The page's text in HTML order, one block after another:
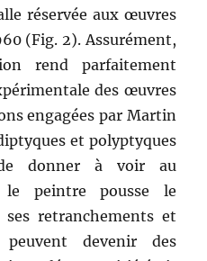
réservée aux œuvres
(Fig. 2). Assurément,
rend parfaitement
des œuvres
engagées par Martin
et polyptyques
donner à voir au
le peintre pousse le
retranchements et
devenir des